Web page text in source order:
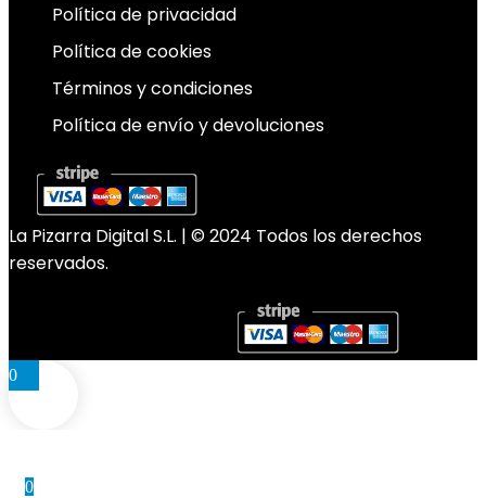
Política de privacidad
Política de cookies
Términos y condiciones
Política de envío y devoluciones
La Pizarra Digital S.L. | © 2024 Todos los derechos
reservados.
0
0